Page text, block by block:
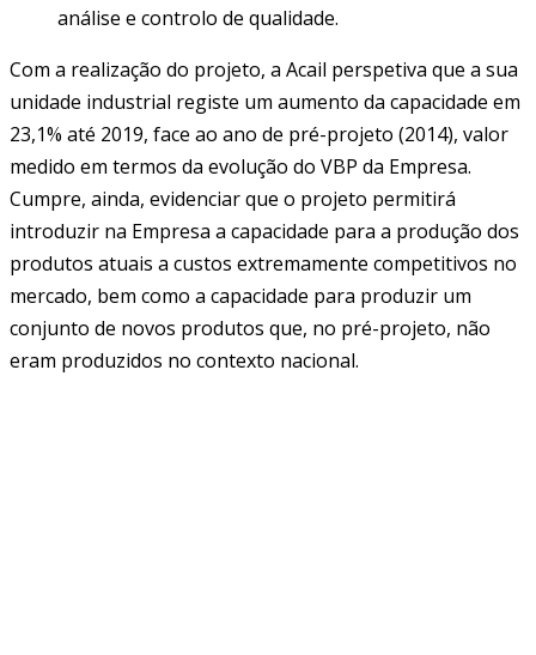
análise e controlo de qualidade.
Com a realização do projeto, a Acail perspetiva que a sua
unidade industrial registe um aumento da capacidade em
23,1% até 2019, face ao ano de pré-projeto (2014), valor
medido em termos da evolução do VBP da Empresa.
Cumpre, ainda, evidenciar que o projeto permitirá
introduzir na Empresa a capacidade para a produção dos
produtos atuais a custos extremamente competitivos no
mercado, bem como a capacidade para produzir um
conjunto de novos produtos que, no pré-projeto, não
eram produzidos no contexto nacional.